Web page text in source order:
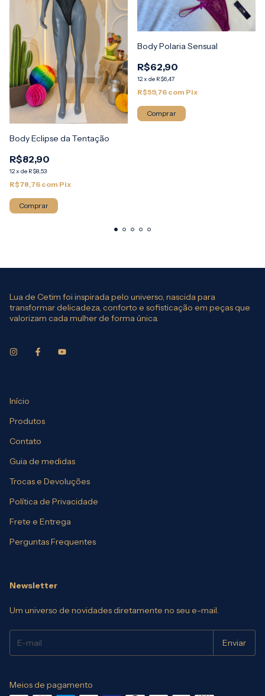
Body Eclipse da Tentação
R$82,90
12x de R$8,53
R$78,76 com Pix
Comprar
Body Polaria Sensual
R$62,90
12x de R$6,47
R$59,76 com Pix
Comprar
Lua de Cetim foi inspirada pelo universo, nascida para
transformar delicadeza, conforto e sofisticação em peças que
valorizam cada mulher de forma única.
Início
Produtos
Contato
Guia de medidas
Trocas e Devoluções
Política de Privacidade
Frete e Entrega
Perguntas Frequentes
Newsletter
Um universo de novidades diretamente no seu e-mail.
Meios de pagamento